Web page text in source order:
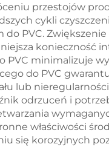
przestojów
cykli
do PVC.
konieczność
PVC minimalizuje
do PVC
lub
odrzuceń i
właściwości
się korozyjnych